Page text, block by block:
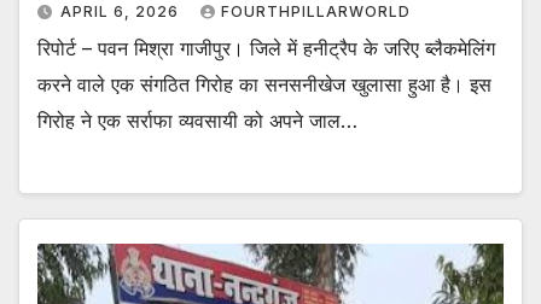
APRIL 6, 2026 FOURTHPILLARWORLD
रिपोर्ट – पवन मिश्रा गाजीपुर। जिले में हनीट्रैप के जरिए ब्लैकमेलिंग
करने वाले एक संगठित गिरोह का सनसनीखेज खुलासा हुआ है। इस
गिरोह ने एक सर्राफा व्यवसायी को अपने जाल…